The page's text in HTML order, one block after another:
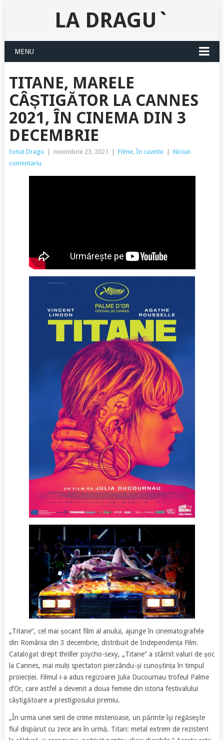
LA DRAGU`
MENU
TITANE, MARELE
CÂȘTIGĂTOR LA CANNES
2021, ÎN CINEMA DIN 3
DECEMBRIE
Ionut Dragu noiembrie 23, 2021 Filme, În cuvinte
Niciun
comentariu
„Titane”, cel mai șocant film al anului, ajunge în cinematografele
din România din 3 decembrie, distribuit de Independența Film.
Catalogat drept thriller psycho-sexy, „Titane” a stârnit valuri de șoc
la Cannes, mai mulți spectatori pierzându-și cunoștința în timpul
proiecției. Filmul i-a adus regizoarei Julia Ducournau trofeul Palme
d’Or, care astfel a devenit a doua femeie din istoria festivalului
câștigătoare a prestigiosului premiu.
„În urma unei serii de crime misterioase, un părinte îşi regăseşte
fiul dispărut cu zece ani în urmă. Titan: metal extrem de rezistent